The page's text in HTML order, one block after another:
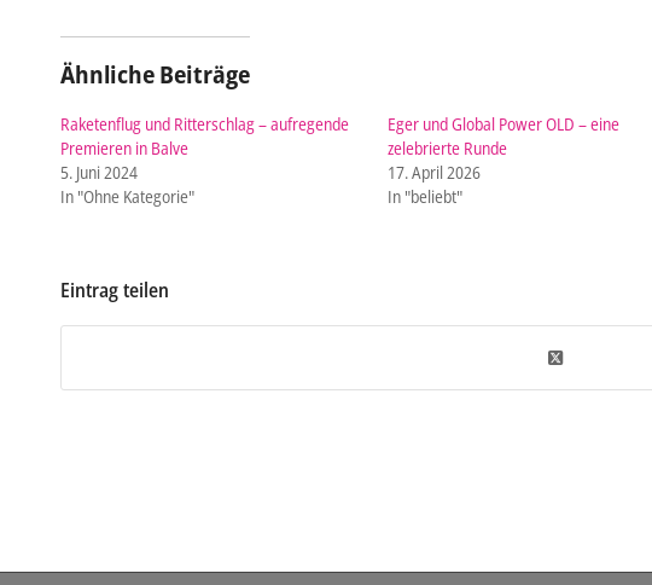
Ähnliche Beiträge
Raketenflug und Ritterschlag – aufregende
Premieren in Balve
5. Juni 2024
In "Ohne Kategorie"
Eger und Global Power OLD – eine
zelebrierte Runde
17. April 2026
In "beliebt"
Eintrag teilen